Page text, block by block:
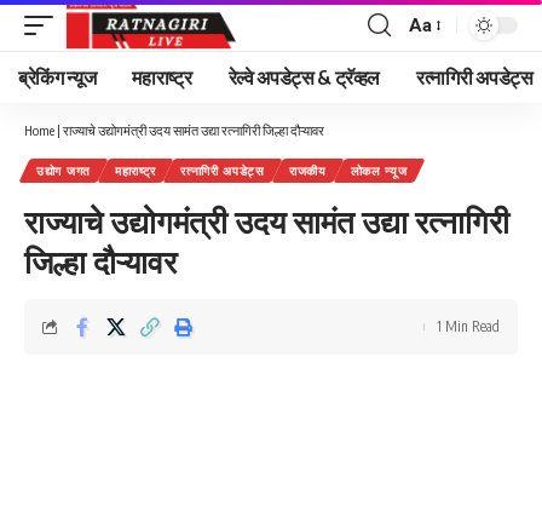
Font
Resizer
Aa
ब्रेकिंग न्यूज महाराष्ट्र रेल्वे अपडेट्स & ट्रॅव्हल रत्नागिरी अपडेट्स
Home | राज्याचे उद्योगमंत्री उदय सामंत उद्या रत्नागिरी जिल्हा दौऱ्यावर
उद्योग जगत महाराष्ट्र रत्नागिरी अपडेट्स राजकीय लोकल न्यूज
राज्याचे उद्योगमंत्री उदय सामंत उद्या रत्नागिरी
जिल्हा दौऱ्यावर
1 Min Read